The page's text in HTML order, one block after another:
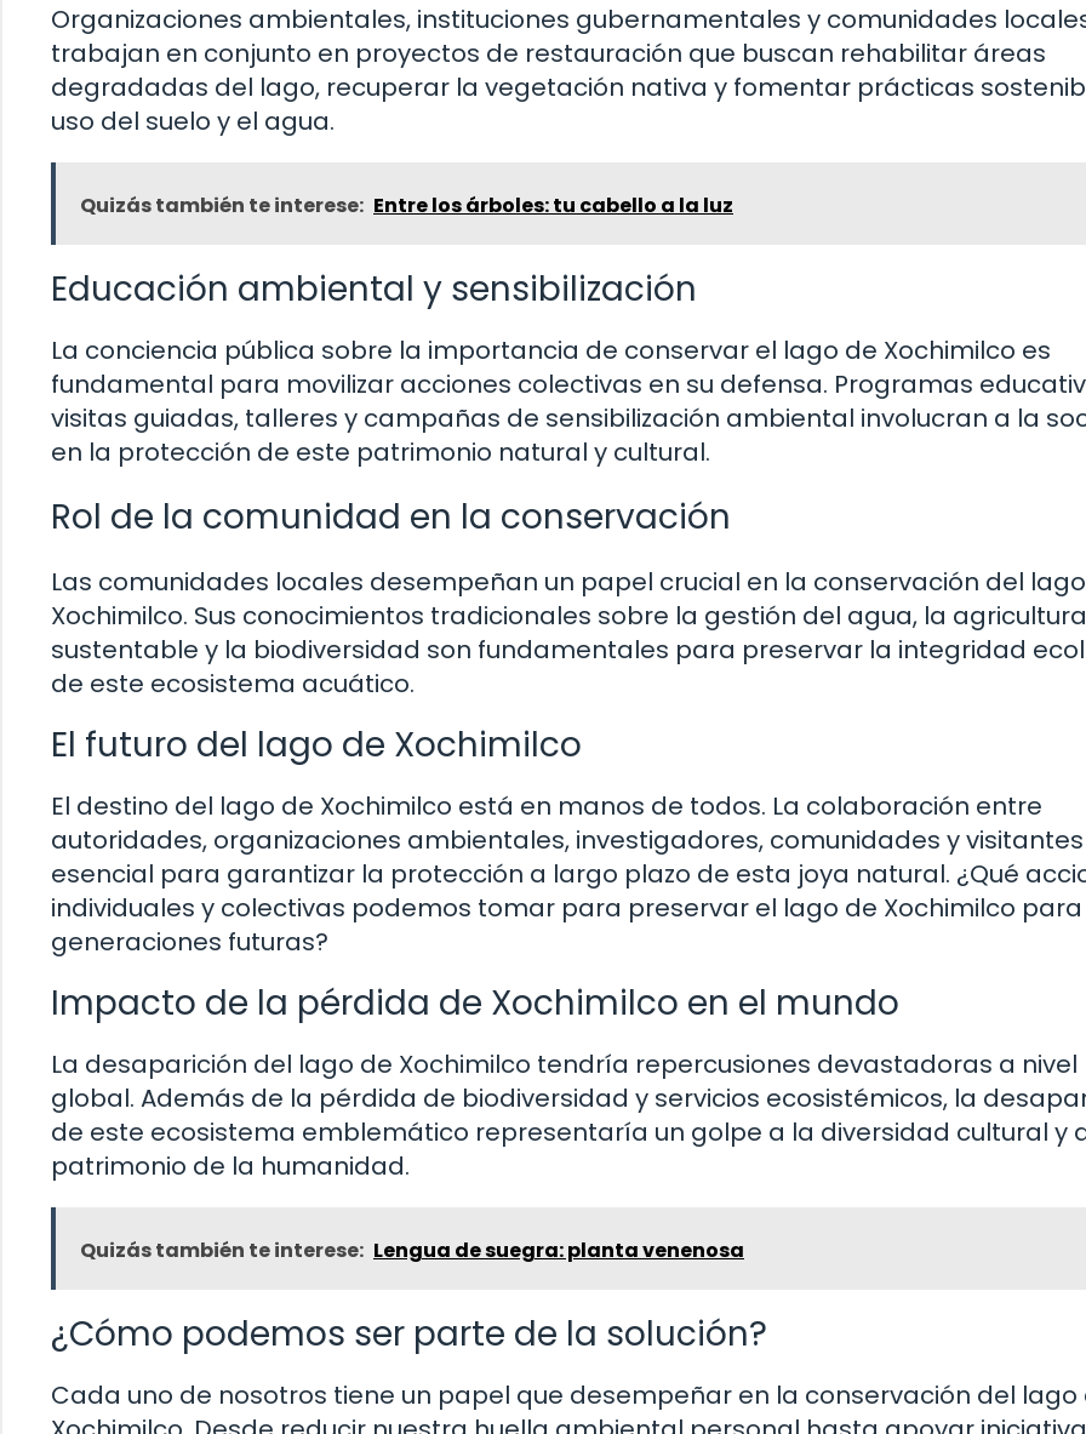
Organizaciones ambientales, instituciones gubernamentales y comunidades
trabajan en conjunto en proyectos de restauración que buscan rehabilitar áreas
degradadas del lago, recuperar la vegetación nativa y fomentar prácticas
uso del suelo y el agua.
Quizás también te interese: Entre los árboles: tu cabello a la luz
Educación ambiental y sensibilización
La conciencia pública sobre la importancia de conservar el lago de Xochimilco es
fundamental para movilizar acciones colectivas en su defensa. Programas
visitas guiadas, talleres y campañas de sensibilización ambiental involucran a la
en la protección de este patrimonio natural y cultural.
Rol de la comunidad en la conservación
Las comunidades locales desempeñan un papel crucial en la conservación del
Xochimilco. Sus conocimientos tradicionales sobre la gestión del agua, la agricultura
sustentable y la biodiversidad son fundamentales para preservar la integridad
de este ecosistema acuático.
El futuro del lago de Xochimilco
El destino del lago de Xochimilco está en manos de todos. La colaboración entre
autoridades, organizaciones ambientales, investigadores, comunidades y
esencial para garantizar la protección a largo plazo de esta joya natural. ¿Qué
individuales y colectivas podemos tomar para preservar el lago de Xochimilco
generaciones futuras?
Impacto de la pérdida de Xochimilco en el mundo
La desaparición del lago de Xochimilco tendría repercusiones devastadoras a nivel
global. Además de la pérdida de biodiversidad y servicios ecosistémicos, la
de este ecosistema emblemático representaría un golpe a la diversidad cultural y
patrimonio de la humanidad.
Quizás también te interese: Lengua de suegra: planta venenosa
¿Cómo podemos ser parte de la solución?
Cada uno de nosotros tiene un papel que desempeñar en la conservación del lago